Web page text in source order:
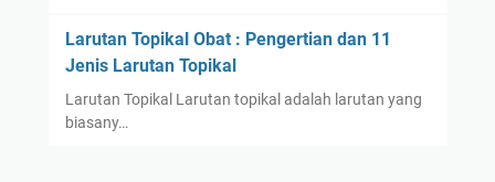
Larutan Topikal Obat : Pengertian dan 11
Jenis Larutan Topikal
Larutan Topikal Larutan topikal adalah larutan yang
biasany…